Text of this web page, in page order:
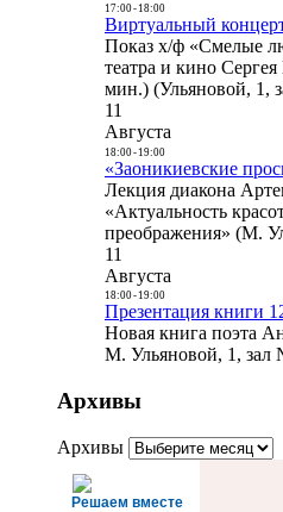
17:00- 18:00
Виртуальный
Показ х/ф «Смелые
театра и кино
мин.) (Ульяновой, 1,
11
Августа
18:00- 19:00
«Заоникиевские
Лекция диакона
«Актуальность
преображения» (М.
11
Августа
18:00- 19:00
Презентация книги
Новая книга поэта
М. Ульяновой, 1, зал
Архивы
Архивы
Решаем вместе